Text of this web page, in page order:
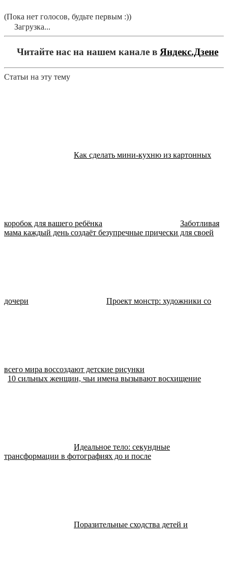
(Пока нет голосов, будьте первым :))
Загрузка...
Читайте нас на нашем канале в Яндекс.Дзене
Статьи на эту тему
Как сделать мини-кухню из картонных
коробок для вашего ребёнка
Заботливая
мама каждый день создаёт безупречные прически для своей
дочери Проект монстр: художники со
всего мира воссоздают детские рисунки
10 сильных женщин, чьи имена вызывают восхищение
Идеальное тело: секундные
трансформации в фотографиях до и после
Поразительные сходства детей и